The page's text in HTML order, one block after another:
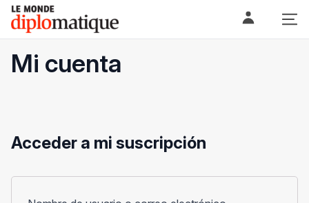
Skip
content
Le monde diplomatique
Mi cuenta
Acceder a mi suscripción